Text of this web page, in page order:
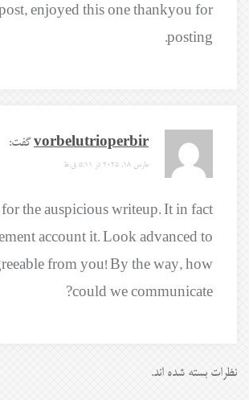
enjoyed this one thankyou for
posting.
vorbelutrioperbir گفت:
مارس 18, 2025 در 5:11 ق.ظ
the auspicious writeup. It in fact
account it. Look advanced to
from you! By the way, how
could we communicate?
نظرات بسته شده اند.